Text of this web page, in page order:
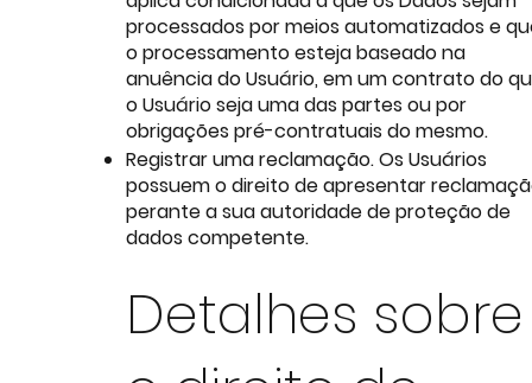
processados por meios automatizados e
o processamento esteja baseado na
anuência do Usuário, em um contrato do
o Usuário seja uma das partes ou por
obrigações pré-contratuais do mesmo.
Registrar uma reclamação. Os Usuários
possuem o direito de apresentar
perante a sua autoridade de proteção de
dados competente.
Detalhes sobre